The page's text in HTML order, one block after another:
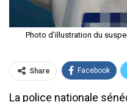
Photo d'illustration du
Share Facebook
La police nationale